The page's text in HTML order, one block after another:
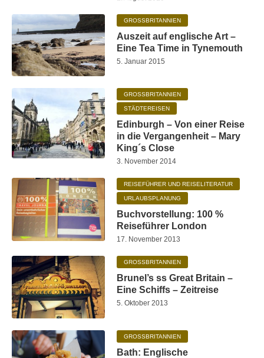
GROSSBRITANNIEN
Auszeit auf englische Art –
Eine Tea Time in Tynemouth
5. Januar 2015
GROSSBRITANNIEN
STÄDTEREISEN
Edinburgh – Von einer Reise
in die Vergangenheit – Mary
King´s Close
3. November 2014
REISEFÜHRER UND REISELITERATUR
URLAUBSPLANUNG
Buchvorstellung: 100 %
Reiseführer London
17. November 2013
GROSSBRITANNIEN
Brunel’s ss Great Britain –
Eine Schiffs – Zeitreise
5. Oktober 2013
GROSSBRITANNIEN
Bath: Englische